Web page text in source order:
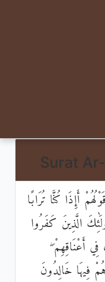
Surat
أَإِذَا كُنَّا تُرَابًا
الَّذِينَ كَفَرُوا
أَعْنَاقِهِمْ
فِيهَا خَالِدُونَ